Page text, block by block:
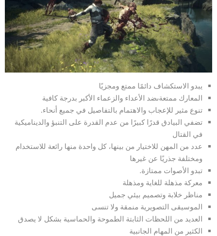
يبدو الاستكشاف دائمًا ممتع ومجزيًا
المعارك ممتعةىضد الأعداء والزعماء الأكبر بدرجة كافية
تنوع مثير للإعجاب والاهتمام بالتفاصيل في جميع أنحاء.
تضفي البيادق قدرًا كبيرًا من عدم القدرة على التنبؤ والديناميكية
في القتال
عدد من المهن للاختيار من بينها، كل واحدة منها رائعة للاستخدام
ومختلفة جذريًا عن غيرها
تبدو الأصوات ممتازة.
معركة مذهلة للغاية ومذهلة
مناظر خلابة وتصميم بيئي جميل
الموسيقى التصويرية منمقة ولا تنسى
العديد من اللحظات الثابتة الطموحة والحماسية بشكل لا يصدق
الكثير من المهام الجانبية